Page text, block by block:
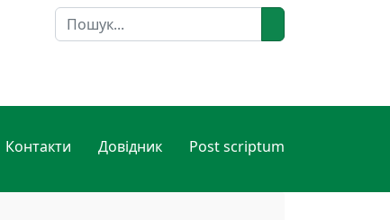
Пошук
Контакти Довідник Post scriptum